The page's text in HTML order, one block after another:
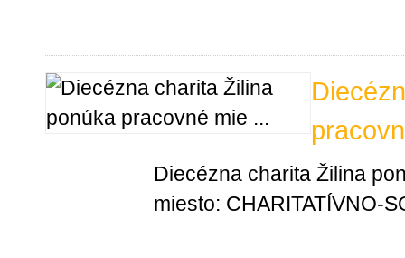
Diecézna charita Žilina
miesto: CHARITATÍVNO-